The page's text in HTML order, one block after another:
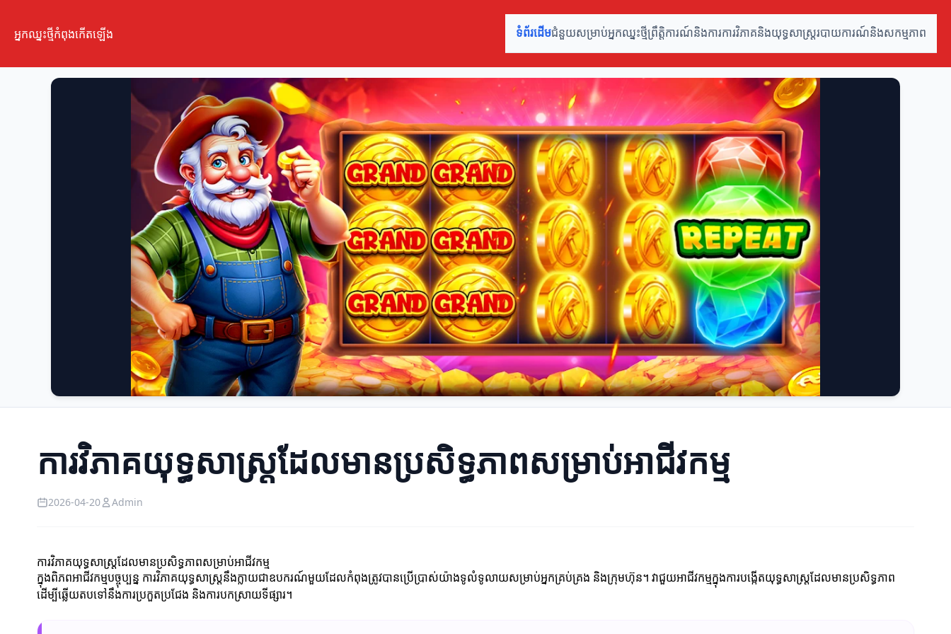
អ្នកឈ្នះថ្មីកំពុងកើតឡើង ទំព័រដើមជំនួយសម្រាប់អ្នកឈ្នះថ្មីព្រឹត្តិការណ៍និងការការវិភាគនិងយុទ្ធសាស្ត្ររបាយការណ៍និងសកម្មភាព
ការវិភាគយុទ្ធសាស្ត្រដែលមានប្រសិទ្ធភាពសម្រាប់អាជីវកម្ម
2026-04-20 Admin
ការវិភាគយុទ្ធសាស្ត្រដែលមានប្រសិទ្ធភាពសម្រាប់អាជីវកម្ម
ក្នុងពិភពអាជីវកម្មបច្ចុប្បន្ន ការវិភាគយុទ្ធសាស្ត្រនឹងក្លាយជាឧបករណ៍មួយដែលកំពុងត្រូវបានប្រើប្រាស់យ៉ាងទូលំទូលាយសម្រាប់អ្នកគ្រប់គ្រង និងក្រុមហ៊ុន។ វាជួយអាជីវកម្មក្នុងការបង្កើតយុទ្ធសាស្ត្រដែលមានប្រសិទ្ធភាព
ដើម្បីឆ្លើយតបទៅនឹងការប្រកួតប្រជែង និងការបកស្រាយទីផ្សារ។